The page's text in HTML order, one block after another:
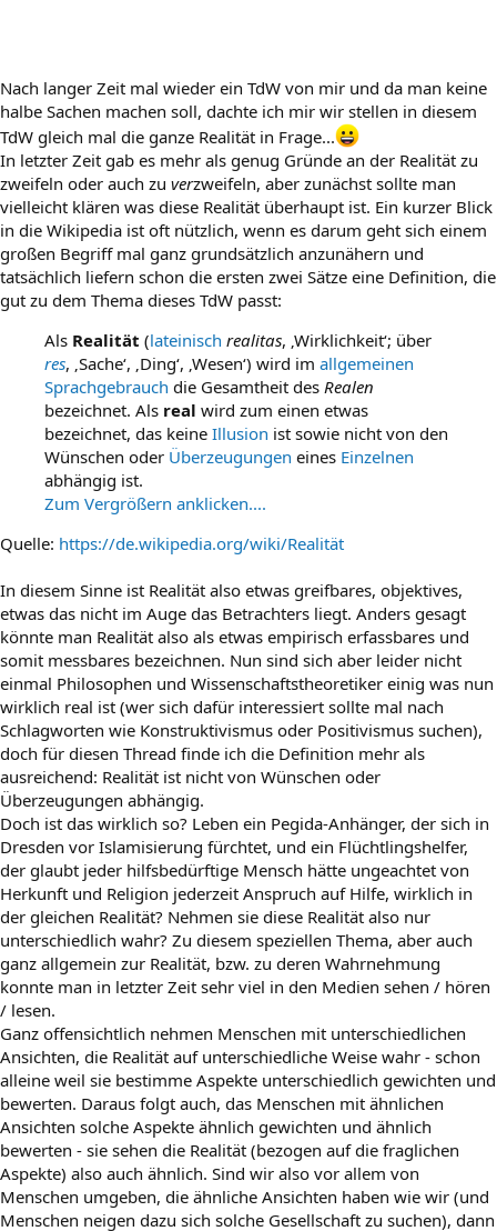
Nach langer Zeit mal wieder ein TdW von mir und da man keine
halbe Sachen machen soll, dachte ich mir wir stellen in diesem
TdW gleich mal die ganze Realität in Frage...
In letzter Zeit gab es mehr als genug Gründe an der Realität zu
zweifeln oder auch zu verzweifeln, aber zunächst sollte man
vielleicht klären was diese Realität überhaupt ist. Ein kurzer Blick
in die Wikipedia ist oft nützlich, wenn es darum geht sich einem
großen Begriff mal ganz grundsätzlich anzunähern und
tatsächlich liefern schon die ersten zwei Sätze eine Definition, die
gut zu dem Thema dieses TdW passt:
Als Realität (lateinisch realitas, ‚Wirklichkeit‘; über
res, ‚Sache‘, ‚Ding‘, ‚Wesen‘) wird im allgemeinen
Sprachgebrauch die Gesamtheit des Realen
bezeichnet. Als real wird zum einen etwas
bezeichnet, das keine Illusion ist sowie nicht von den
Wünschen oder Überzeugungen eines Einzelnen
abhängig ist.
Zum Vergrößern anklicken....
Quelle: https://de.wikipedia.org/wiki/Realität
In diesem Sinne ist Realität also etwas greifbares, objektives,
etwas das nicht im Auge das Betrachters liegt. Anders gesagt
könnte man Realität also als etwas empirisch erfassbares und
somit messbares bezeichnen. Nun sind sich aber leider nicht
einmal Philosophen und Wissenschaftstheoretiker einig was nun
wirklich real ist (wer sich dafür interessiert sollte mal nach
Schlagworten wie Konstruktivismus oder Positivismus suchen),
doch für diesen Thread finde ich die Definition mehr als
ausreichend: Realität ist nicht von Wünschen oder
Überzeugungen abhängig.
Doch ist das wirklich so? Leben ein Pegida-Anhänger, der sich in
Dresden vor Islamisierung fürchtet, und ein Flüchtlingshelfer,
der glaubt jeder hilfsbedürftige Mensch hätte ungeachtet von
Herkunft und Religion jederzeit Anspruch auf Hilfe, wirklich in
der gleichen Realität? Nehmen sie diese Realität also nur
unterschiedlich wahr? Zu diesem speziellen Thema, aber auch
ganz allgemein zur Realität, bzw. zu deren Wahrnehmung
konnte man in letzter Zeit sehr viel in den Medien sehen / hören
/ lesen.
Ganz offensichtlich nehmen Menschen mit unterschiedlichen
Ansichten, die Realität auf unterschiedliche Weise wahr - schon
alleine weil sie bestimme Aspekte unterschiedlich gewichten und
bewerten. Daraus folgt auch, das Menschen mit ähnlichen
Ansichten solche Aspekte ähnlich gewichten und ähnlich
bewerten - sie sehen die Realität (bezogen auf die fraglichen
Aspekte) also auch ähnlich. Sind wir also vor allem von
Menschen umgeben, die ähnliche Ansichten haben wie wir (und
Menschen neigen dazu sich solche Gesellschaft zu suchen), dann